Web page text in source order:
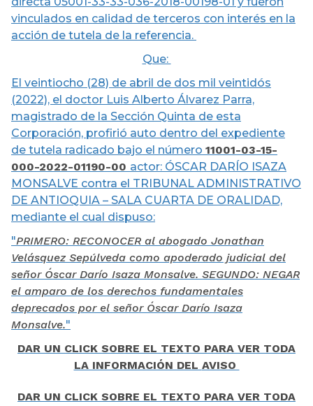
vinculados en calidad de terceros con interés en la
acción de tutela de la referencia.
Que:
El veintiocho (28) de abril de dos mil veintidós
(2022), el doctor Luis Alberto Álvarez Parra,
magistrado de la Sección Quinta de esta
Corporación, profirió auto dentro del expediente
de tutela radicado bajo el número 11001-03-15-
000-2022-01190-00 actor: ÓSCAR DARÍO ISAZA
MONSALVE contra el TRIBUNAL ADMINISTRATIVO
DE ANTIOQUIA – SALA CUARTA DE ORALIDAD,
mediante el cual dispuso:
"PRIMERO: RECONOCER al abogado Jonathan
Velásquez Sepúlveda como apoderado judicial del
señor Óscar Darío Isaza Monsalve. SEGUNDO: NEGAR
el amparo de los derechos fundamentales
deprecados por el señor Óscar Darío Isaza
Monsalve."
DAR UN CLICK SOBRE EL TEXTO PARA VER TODA
LA INFORMACIÓN DEL AVISO
DAR UN CLICK SOBRE EL TEXTO PARA VER TODA